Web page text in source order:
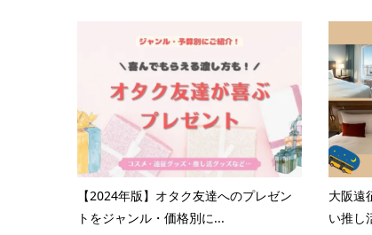
【2024年版】オタク友達へのプレゼン
トをジャンル・価格別に...
大阪遠
い推し